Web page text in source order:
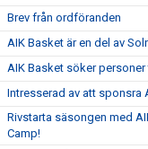
Brev från ordföranden
AIK Basket är en del av
AIK Basket söker
Intresserad av att sponsra
Rivstarta säsongen med
Camp!